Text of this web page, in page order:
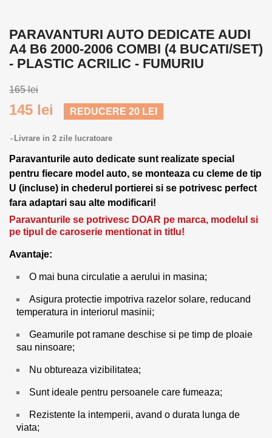
PARAVANTURI AUTO DEDICATE AUDI
A4 B6 2000-2006 COMBI (4 BUCATI/SET)
- PLASTIC ACRILIC - FUMURIU
165 lei
145 lei REDUCERE 20 LEI
Livrare in 2 zile lucratoare
Paravanturile auto dedicate sunt realizate special
pentru fiecare model auto, se monteaza cu cleme de tip
U (incluse) in chederul portierei si se potrivesc perfect
fara adaptari sau alte modificari!
Paravanturile se potrivesc DOAR pe marca, modelul si
pe tipul de caroserie mentionat in titlu!
Avantaje:
O mai buna circulatie a aerului in masina;
Asigura protectie impotriva razelor solare, reducand
temperatura in interiorul masinii;
Geamurile pot ramane deschise si pe timp de ploaie
sau ninsoare;
Nu obtureaza vizibilitatea;
Sunt ideale pentru persoanele care fumeaza;
Rezistente la intemperii, avand o durata lunga de
viata;